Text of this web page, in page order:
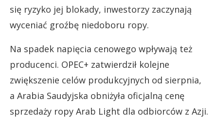
się ryzyko jej blokady, inwestorzy zaczynają
wyceniać groźbę niedoboru ropy.
Na spadek napięcia cenowego wpływają też
producenci. OPEC+ zatwierdził kolejne
zwiększenie celów produkcyjnych od sierpnia,
a Arabia Saudyjska obniżyła oficjalną cenę
sprzedaży ropy Arab Light dla odbiorców z Azji.